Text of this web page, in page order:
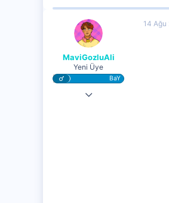
MaviGozluAli
Yeni Üye
BaY
13 Ağu 2023
14 Ağu